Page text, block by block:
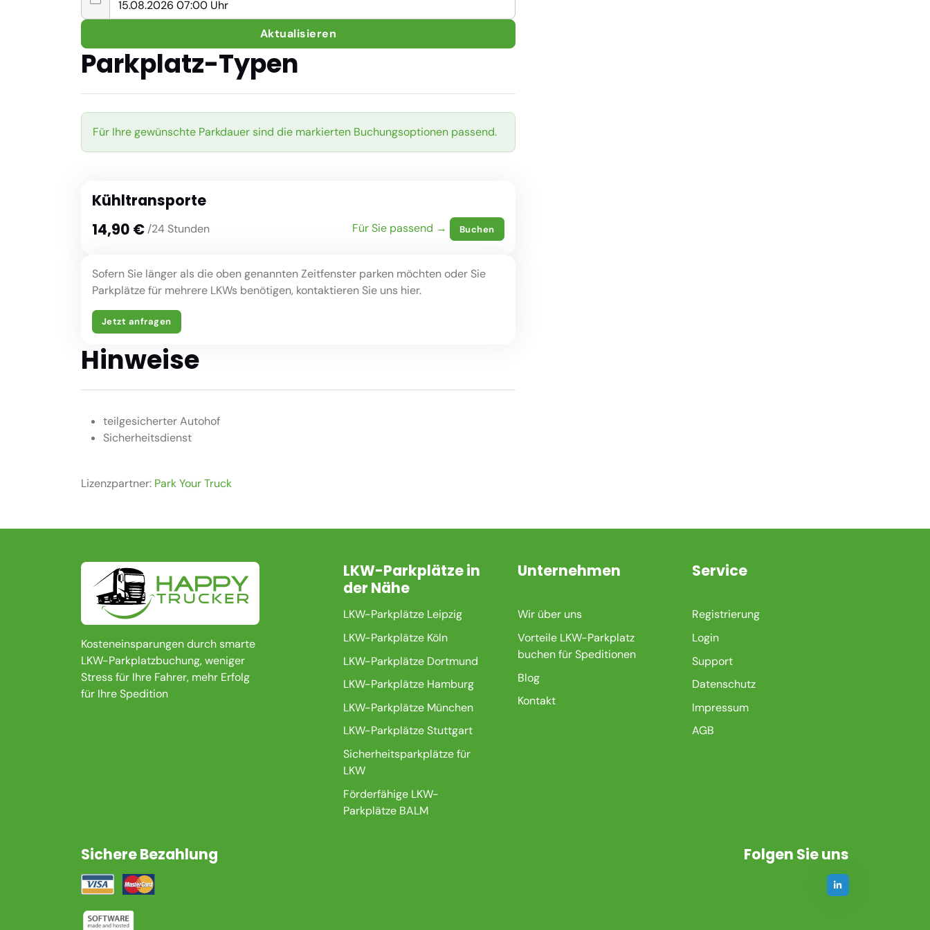
Aktualisieren
Parkplatz-Typen
Für Ihre gewünschte Parkdauer sind die markierten Buchungsoptionen passend.
Kühltransporte
14,90 €/24 Stunden Für Sie passend → Buchen
Sofern Sie länger als die oben genannten Zeitfenster parken möchten oder Sie
Parkplätze für mehrere LKWs benötigen, kontaktieren Sie uns hier.
Jetzt anfragen
Hinweise
teilgesicherter Autohof
Sicherheitsdienst
Lizenzpartner: Park Your Truck
Kosteneinsparungen durch smarte
LKW-Parkplatzbuchung, weniger
Stress für Ihre Fahrer, mehr Erfolg
für Ihre Spedition
LKW-Parkplätze in
der Nähe
LKW-Parkplätze Leipzig
LKW-Parkplätze Köln
LKW-Parkplätze Dortmund
LKW-Parkplätze Hamburg
LKW-Parkplätze München
LKW-Parkplätze Stuttgart
Sicherheitsparkplätze für
LKW
Förderfähige LKW-
Parkplätze BALM
Unternehmen
Wir über uns
Vorteile LKW-Parkplatz
buchen für Speditionen
Blog
Kontakt
Service
Registrierung
Login
Support
Datenschutz
Impressum
AGB
Sichere Bezahlung Folgen Sie uns